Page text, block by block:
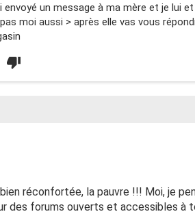
envoyé un message à ma mère et je lui
moi aussi > après elle vas vous
bien réconfortée, la pauvre !!! Moi, je
des forums ouverts et accessibles à